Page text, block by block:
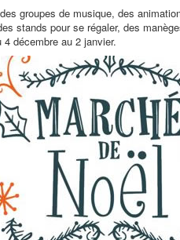
groupes de musique, des
stands pour se régaler, des
décembre au 2 janvier.